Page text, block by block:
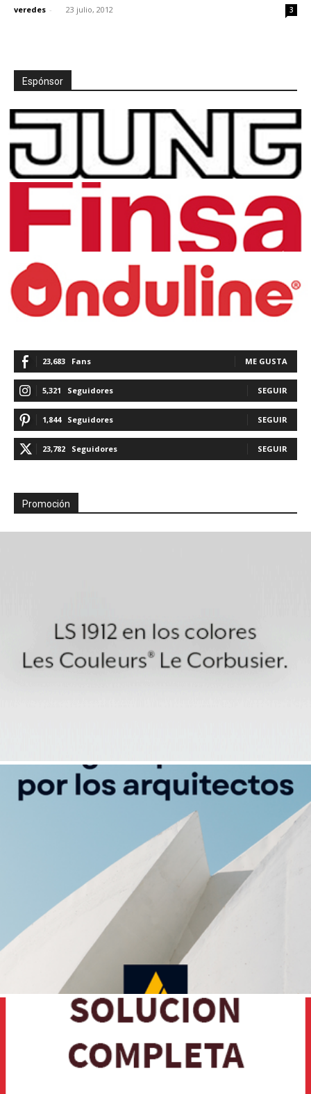
veredes - 23 julio, 2012 3
Espónsor
23,683 Fans ME GUSTA
5,321 Seguidores SEGUIR
1,844 Seguidores SEGUIR
23,782 Seguidores SEGUIR
Promoción